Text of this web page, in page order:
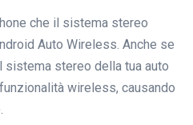
che il sistema stereo
Auto Wireless. Anche se
sistema stereo della tua auto
wireless, causando